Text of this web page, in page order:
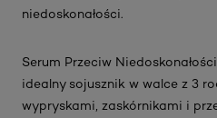
niedoskonałości.
Serum Przeciw
idealny sojusznik w walce z 3
wypryskami, zaskórnikami i